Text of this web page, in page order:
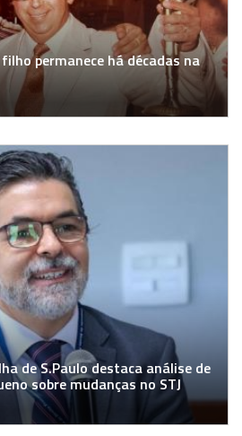
permanece há décadas na
de S.Paulo destaca análise de
sobre mudanças no STJ